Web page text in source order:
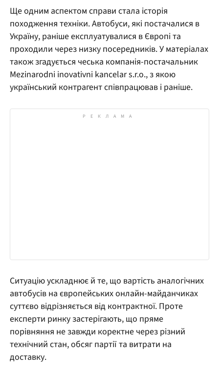
Ще одним аспектом справи стала історія
походження техніки. Автобуси, які постачалися в
Україну, раніше експлуатувалися в Європі та
проходили через низку посередників. У матеріалах
також згадується чеська компанія-постачальник
Mezinarodni inovativni kancelar s.r.o., з якою
український контрагент співпрацював і раніше.
Ситуацію ускладнює й те, що вартість аналогічних
автобусів на європейських онлайн-майданчиках
суттєво відрізняється від контрактної. Проте
експерти ринку застерігають, що пряме
порівняння не завжди коректне через різний
технічний стан, обсяг партії та витрати на
доставку.